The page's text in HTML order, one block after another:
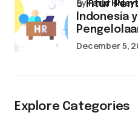
5 Fitur
Indonesia
byFarid
December 5,
Explore Categories